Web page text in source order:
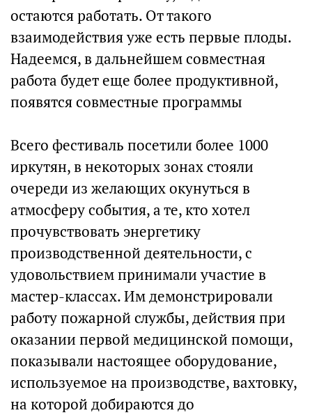
остаются работать. От такого
взаимодействия уже есть первые плоды.
Надеемся, в дальнейшем совместная
работа будет еще более продуктивной,
появятся совместные программы
Всего фестиваль посетили более 1000
иркутян, в некоторых зонах стояли
очереди из желающих окунуться в
атмосферу события, а те, кто хотел
прочувствовать энергетику
производственной деятельности, с
удовольствием принимали участие в
мастер-классах. Им демонстрировали
работу пожарной службы, действия при
оказании первой медицинской помощи,
показывали настоящее оборудование,
используемое на производстве, вахтовку,
на которой добираются до